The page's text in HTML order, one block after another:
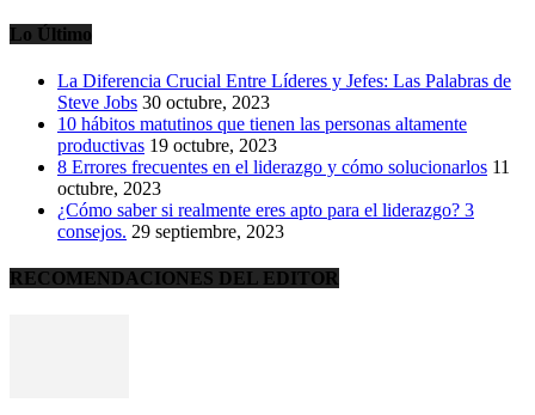
Lo Último
La Diferencia Crucial Entre Líderes y Jefes: Las Palabras de
Steve Jobs 30 octubre, 2023
10 hábitos matutinos que tienen las personas altamente
productivas 19 octubre, 2023
8 Errores frecuentes en el liderazgo y cómo solucionarlos 11
octubre, 2023
¿Cómo saber si realmente eres apto para el liderazgo? 3
consejos. 29 septiembre, 2023
RECOMENDACIONES DEL EDITOR